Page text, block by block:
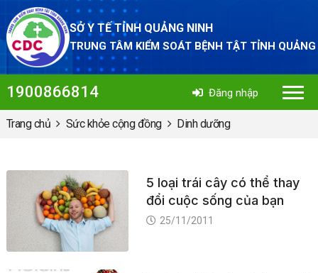
SỞ Y TẾ TỈNH QUẢNG NINH
TRUNG TÂM KIỂM SOÁT BỆNH TẬT TỈNH
Đăng nhập
1900866814
Trang chủ Sức khỏe cộng đồng Dinh dưỡng
5 loại trái cây có thể thay
đổi cuộc sống của bạn
25/11/2011